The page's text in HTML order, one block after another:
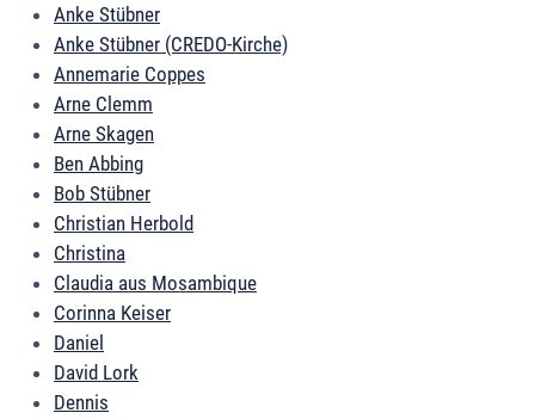
Anke Stübner
Anke Stübner (CREDO-Kirche)
Annemarie Coppes
Arne Clemm
Arne Skagen
Ben Abbing
Bob Stübner
Christian Herbold
Christina
Claudia aus Mosambique
Corinna Keiser
Daniel
David Lork
Dennis